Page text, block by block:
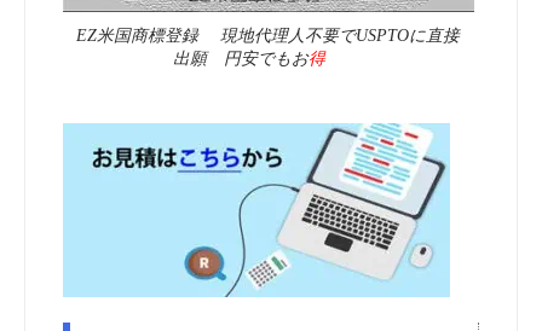
EZ米国商標登録 現地代理人不要でUSPTOに直接
出願 円安でもお得